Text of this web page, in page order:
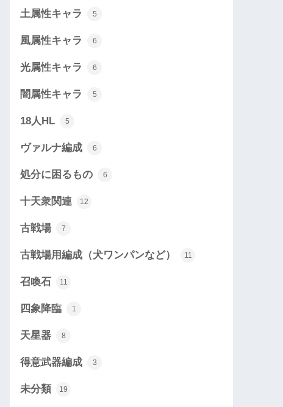
土属性キャラ 5
風属性キャラ 6
光属性キャラ 6
闇属性キャラ 5
18人HL 5
ヴァルナ編成 6
処分に困るもの 6
十天衆関連 12
古戦場 7
古戦場用編成（犬ワンパンなど） 11
召喚石 11
四象降臨 1
天星器 8
得意武器編成 3
未分類 19